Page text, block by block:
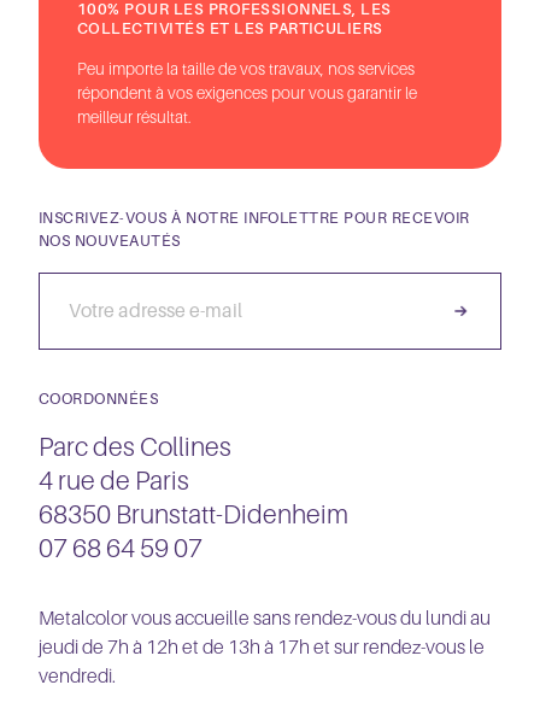
100% POUR LES PROFESSIONNELS, LES
COLLECTIVITÉS ET LES PARTICULIERS
Peu importe la taille de vos travaux, nos services
répondent à vos exigences pour vous garantir le
meilleur résultat.
INSCRIVEZ-VOUS À NOTRE INFOLETTRE POUR RECEVOIR
NOS NOUVEAUTÉS
COORDONNÉES
Parc des Collines
4 rue de Paris
68350 Brunstatt-Didenheim
07 68 64 59 07
Metalcolor vous accueille sans rendez-vous du lundi au
jeudi de 7h à 12h et de 13h à 17h et sur rendez-vous le
vendredi.